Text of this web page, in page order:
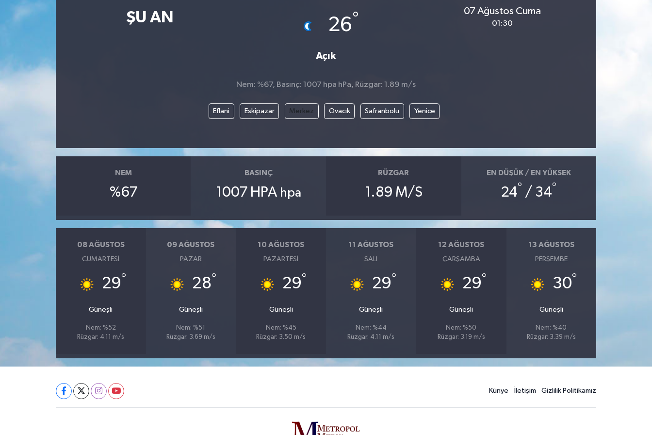
ŞU AN 26°
Açık
07 Ağustos Cuma
01:30
Nem: %67, Basınç: 1007 hpa hPa, Rüzgar: 1.89 m/s
Eflani Eskipazar Merkez Ovacık Safranbolu Yenice
NEM
%67
BASINÇ
1007 HPA hpa
RÜZGAR
1.89 M/S
EN DÜŞÜK / EN YÜKSEK
24° / 34°
08 AĞUSTOS
CUMARTESI
29°
Güneşli
Nem: %52
Rüzgar: 4.11 m/s
09 AĞUSTOS
PAZAR
28°
Güneşli
Nem: %51
Rüzgar: 3.69 m/s
10 AĞUSTOS
PAZARTESI
29°
Güneşli
Nem: %45
Rüzgar: 3.50 m/s
11 AĞUSTOS
SALI
29°
Güneşli
Nem: %44
Rüzgar: 4.11 m/s
12 AĞUSTOS
ÇARŞAMBA
29°
Güneşli
Nem: %50
Rüzgar: 3.19 m/s
13 AĞUSTOS
PERŞEMBE
30°
Güneşli
Nem: %40
Rüzgar: 3.39 m/s
Künye İletişim Gizlilik Politikamız
Resmi İlanlar